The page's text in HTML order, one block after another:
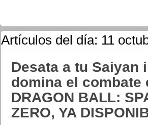
Artículos del día: 11
Desata a tu Saiyan
domina el combate
DRAGON BALL:
ZERO, YA